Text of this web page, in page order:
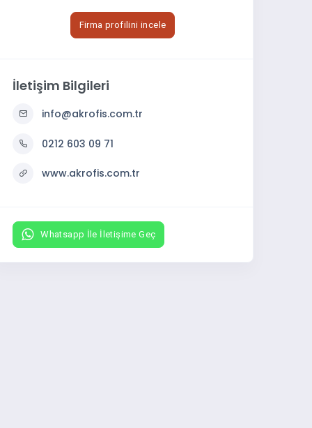
Firma profilini incele
İletişim Bilgileri
info@akrofis.com.tr
0212 603 09 71
www.akrofis.com.tr
Whatsapp İle İletişime Geç